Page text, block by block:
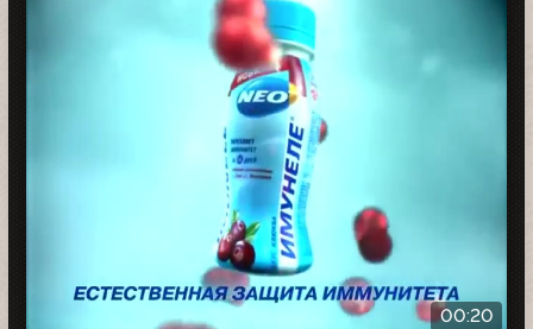
00:20